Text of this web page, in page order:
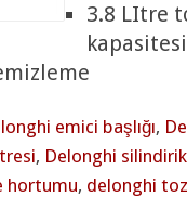
3.8 LItre
kapasitesi
emici başlığı,
, Delonghi
hortumu, delonghi